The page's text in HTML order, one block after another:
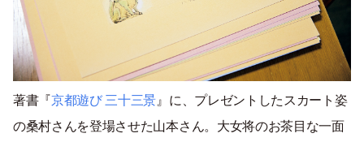
著書『京都遊び 三十三景 』に、プレゼントしたスカート姿
の桑村さんを登場させた山本さん。大女将のお茶目な一面